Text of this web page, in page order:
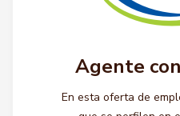
Agente
En esta oferta de